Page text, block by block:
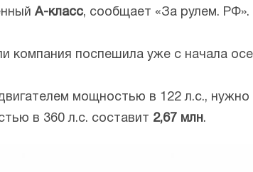
А-класс, сообщает «За рулем. РФ».
компания поспешила уже с начала
мощностью в 122 л.с.,
в 360 л.с. составит 2,67 млн.